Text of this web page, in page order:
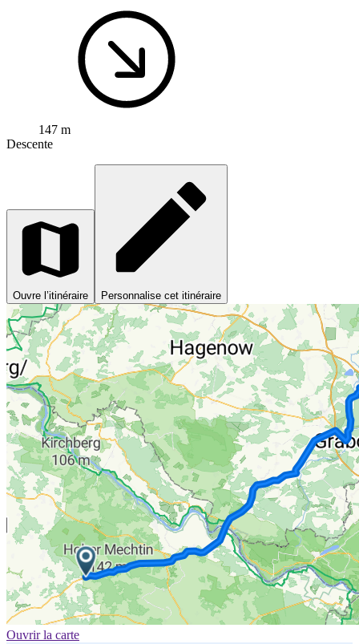
147 m
Descente
Ouvre l’itinéraire Personnalise cet itinéraire
Ouvrir la carte